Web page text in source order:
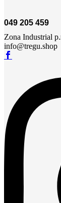
049 205 459
Zona Industrial
info@tregu.shop